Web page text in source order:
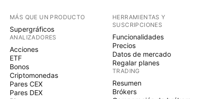
MÁS QUE UN PRODUCTO
Supergráficos
ANALIZADORES
Acciones
ETF
Bonos
Criptomonedas
Pares CEX
Pares DEX
HERRAMIENTAS Y
SUSCRIPCIONES
Funcionalidades
Precios
Datos de mercado
Regalar planes
TRADING
Resumen
Brókers